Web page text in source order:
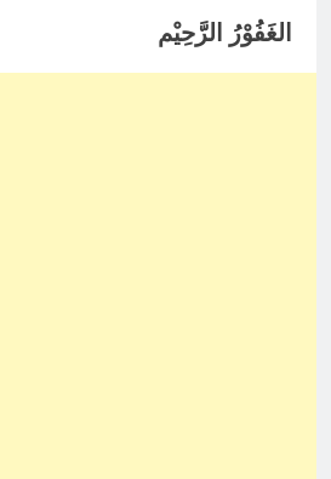
الغَفُوْرُ الرَّحِيْم